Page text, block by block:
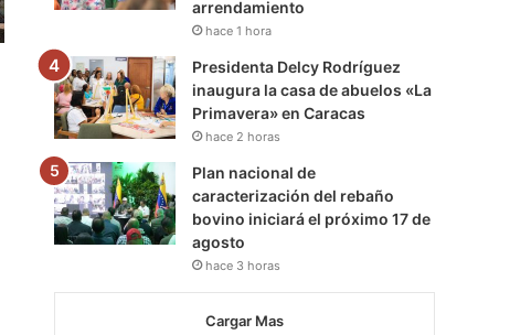
arrendamiento
hace 1 hora
Presidenta Delcy Rodríguez
inaugura la casa de abuelos «La
Primavera» en Caracas
hace 2 horas
Plan nacional de
caracterización del rebaño
bovino iniciará el próximo 17 de
agosto
hace 3 horas
Cargar Mas